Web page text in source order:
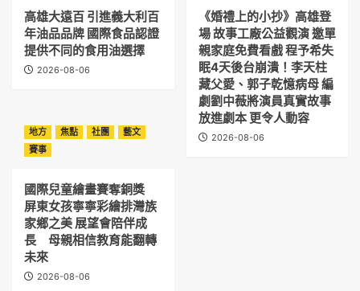
高雄大遠百 引進義大利百
年油品品牌 國際食品認證
提供不同的食用油選擇
2026-08-06
《婚禮上的小抄》高雄登
場 故事工廠公益觀演 邀單
親家庭免費看戲 程予希失
眠4天後台崩潰！李天柱
藏父愛、郭子乾憶病母 編
劇劉中薇將演員真實故事
放進劇本 更令人動容
2026-08-06
地方 焦點 社團
藝文
賽事
國際兒童繪畫賽奪銅獎
屏東女孩寧寧彩繪排灣族
家鄉之美 展望會陪伴成
長 母親相信教育能翻轉
未來
2026-08-06